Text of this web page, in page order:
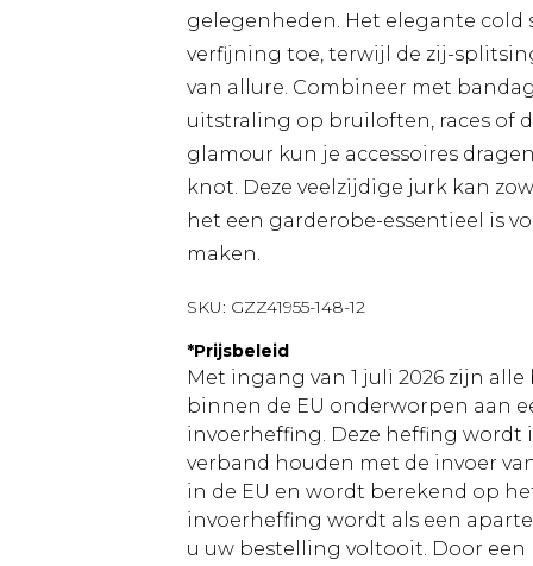
gelegenheden. Het elegante
verfijning toe, terwijl de zij-
van allure. Combineer met
uitstraling op bruiloften, races of
glamour kun je accessoires
knot. Deze veelzijdige jurk kan
het een garderobe-essentieel is
maken.
SKU: GZZ41955-148-12
*Prijsbeleid
Met ingang van 1 juli 2026 zijn
binnen de EU onderworpen aan
invoerheffing. Deze heffing
verband houden met de invoer
in de EU en wordt berekend op
invoerheffing wordt als een
u uw bestelling voltooit. Door